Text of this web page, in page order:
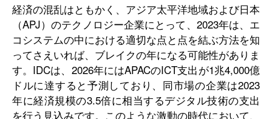
経済の混乱はともかく、アジア太平洋地域および日本
（APJ）のテクノロジー企業にとって、2023年は、エ
コシステムの中における適切な点と点を結ぶ方法を知
ってさえいれば、ブレイクの年になる可能性がありま
す。IDCは、2026年にはAPACのICT支出が1兆4,000億
ドルに達すると予測しており、同市場の企業は2023
年に経済規模の3.5倍に相当するデジタル技術の支出
を行う見込みです。このような激動の時代において、